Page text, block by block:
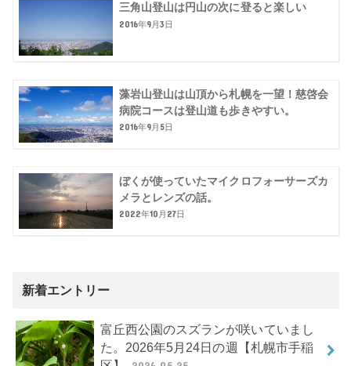
三角山登山は円山の次に登ると楽しい
2016年9月3日
藻岩山登山は山頂から札幌を一望！慈啓会
病院コースは登山道も歩きやすい。
2016年9月5日
ぼくが使っていたマイクロフォーサーズカ
メラとレンズの話。
2022年10月27日
新着エントリー
富丘西公園のスズランが咲いていまし
た。2026年5月24日の週【札幌市手稲